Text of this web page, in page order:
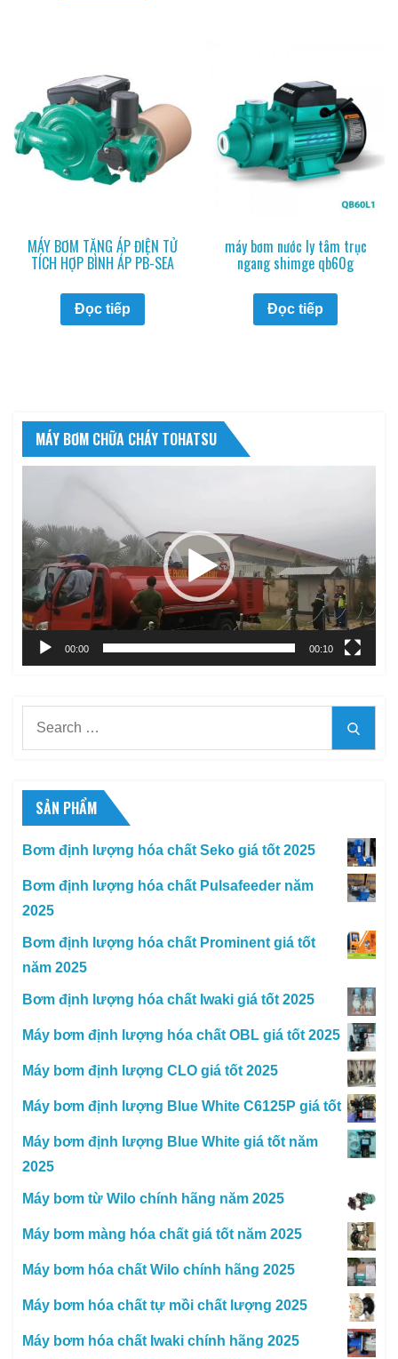
MÁY BƠM TĂNG ÁP ĐIỆN TỬ
TÍCH HỢP BÌNH ÁP PB-SEA
Đọc tiếp
máy bơm nước ly tâm trục
ngang shimge qb60g
Đọc tiếp
MÁY BƠM CHỮA CHÁY TOHATSU
Video
00:00 00:10
SẢN PHẨM
Bơm định lượng hóa chất Seko giá tốt 2025
Bơm định lượng hóa chất Pulsafeeder năm
2025
Bơm định lượng hóa chất Prominent giá tốt
năm 2025
Bơm định lượng hóa chất Iwaki giá tốt 2025
Máy bơm định lượng hóa chất OBL giá tốt 2025
Máy bơm định lượng CLO giá tốt 2025
Máy bơm định lượng Blue White C6125P giá tốt
Máy bơm định lượng Blue White giá tốt năm
2025
Máy bơm từ Wilo chính hãng năm 2025
Máy bơm màng hóa chất giá tốt năm 2025
Máy bơm hóa chất Wilo chính hãng 2025
Máy bơm hóa chất tự mồi chất lượng 2025
Máy bơm hóa chất Iwaki chính hãng 2025